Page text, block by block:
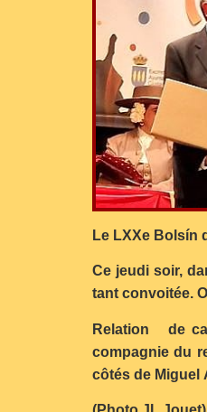
Le LXXe Bolsín
Ce jeudi soir,
tant convoitée.
Relation de
compagnie du
côtés de Miguel